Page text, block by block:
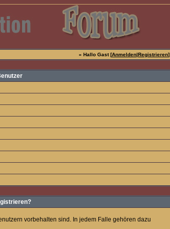
» Hallo Gast [Anmelden|Registrieren]
vorbehalten sind. In jedem Falle gehören dazu